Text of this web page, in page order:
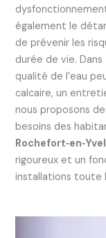
également le
de prévenir les
durée de vie. Dans
qualité de l’eau
calcaire, un
nous proposons
besoins des
rigoureux et un
installations toute